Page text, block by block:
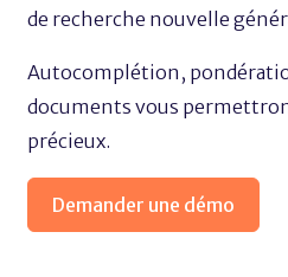
de recherche nouvelle
Autocomplétion,
documents vous
précieux.
Demander une démo